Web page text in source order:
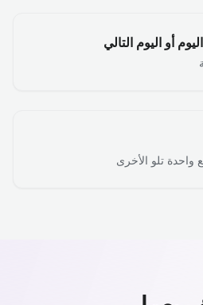
أو اليوم التالي
واحدة تلو الأخرى